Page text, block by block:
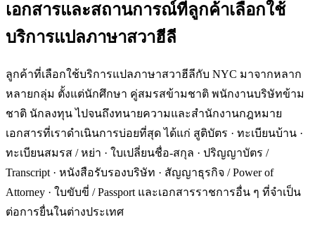
เอกสารและสถานการณ์ที่ลูกค้าเลือกใช้
บริการแปลภาษาสวาฮีลี
ลูกค้าที่เลือกใช้บริการแปลภาษาสวาฮีลีกับ NYC มาจากหลาก
หลายกลุ่ม ตั้งแต่นักศึกษา คู่สมรสข้ามชาติ พนักงานบริษัทข้าม
ชาติ นักลงทุน ไปจนถึงทนายความและสำนักงานกฎหมาย
เอกสารที่เราดำเนินการบ่อยที่สุด ได้แก่ สูติบัตร · ทะเบียนบ้าน ·
ทะเบียนสมรส / หย่า · ใบเปลี่ยนชื่อ-สกุล · ปริญญาบัตร /
Transcript · หนังสือรับรองบริษัท · สัญญาธุรกิจ / Power of
Attorney · ใบขับขี่ / Passport และเอกสารราชการอื่น ๆ ที่จำเป็น
ต่อการยื่นในต่างประเทศ